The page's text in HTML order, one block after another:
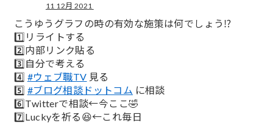
11 12月 2021
こうゆうグラフの時の有効な施策は何でしょう⁉️
1️⃣リライトする
2️⃣内部リンク貼る
3️⃣自分で考える
4️⃣ #ウェブ職TV 見る
5️⃣ #ブログ相談ドットコム に相談
6️⃣Twitterで相談←今ここ🤣
7️⃣Luckyを祈る😆←これ毎日